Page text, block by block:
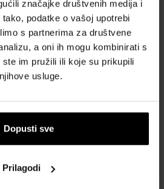
značajke društvenih medija i
podatke o vašoj upotrebi
s partnerima za društvene
a oni ih mogu kombinirati s
im pružili ili koje su prikupili
usluge.
Dopusti sve
Prilagodi
Dostupno
od21,00 €do 30,00 €
Moschino I Love Love